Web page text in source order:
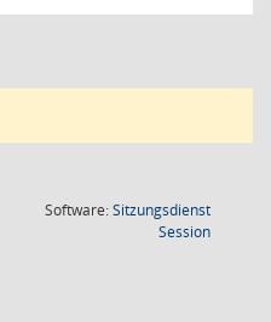
Software:Sitzungsdienst
Session(Wird in